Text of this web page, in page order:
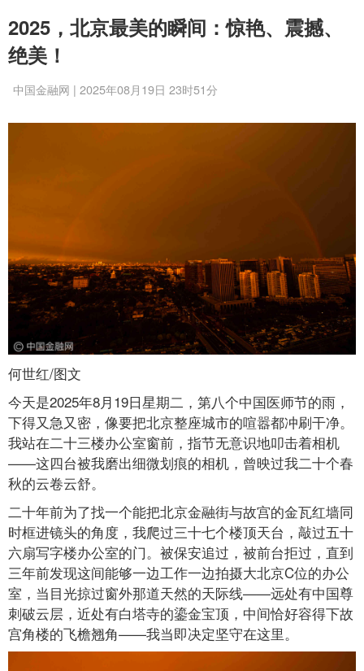
2025，北京最美的瞬间：惊艳、震撼、
绝美！
中国金融网 | 2025年08月19日 23时51分
何世红/图文
今天是2025年8月19日星期二，第八个中国医师节的雨，
下得又急又密，像要把北京整座城市的喧嚣都冲刷干净。
我站在二十三楼办公室窗前，指节无意识地叩击着相机
——这四台被我磨出细微划痕的相机，曾映过我二十个春
秋的云卷云舒。
二十年前为了找一个能把北京金融街与故宫的金瓦红墙同
时框进镜头的角度，我爬过三十七个楼顶天台，敲过五十
六扇写字楼办公室的门。被保安追过，被前台拒过，直到
三年前发现这间能够一边工作一边拍摄大北京C位的办公
室，当目光掠过窗外那道天然的天际线——远处有中国尊
刺破云层，近处有白塔寺的鎏金宝顶，中间恰好容得下故
宫角楼的飞檐翘角——我当即决定坚守在这里。